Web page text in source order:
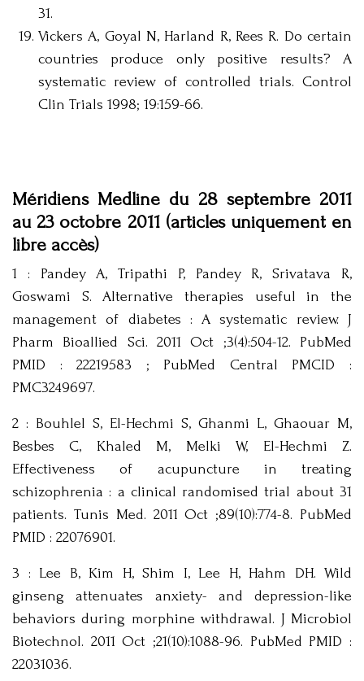
31.
Vickers A, Goyal N, Harland R, Rees R. Do certain
countries produce only positive results? A
systematic review of controlled trials. Control
Clin Trials 1998; 19:159-66.
Méridiens Medline du 28 septembre 2011
au 23 octobre 2011 (articles uniquement en
libre accès)
1 : Pandey A, Tripathi P, Pandey R, Srivatava R,
Goswami S. Alternative therapies useful in the
management of diabetes : A systematic review. J
Pharm Bioallied Sci. 2011 Oct ;3(4):504-12. PubMed
PMID : 22219583 ; PubMed Central PMCID :
PMC3249697.
2 : Bouhlel S, El-Hechmi S, Ghanmi L, Ghaouar M,
Besbes C, Khaled M, Melki W, El-Hechmi Z.
Effectiveness of acupuncture in treating
schizophrenia : a clinical randomised trial about 31
patients. Tunis Med. 2011 Oct ;89(10):774-8. PubMed
PMID : 22076901.
3 : Lee B, Kim H, Shim I, Lee H, Hahm DH. Wild
ginseng attenuates anxiety- and depression-like
behaviors during morphine withdrawal. J Microbiol
Biotechnol. 2011 Oct ;21(10):1088-96. PubMed PMID :
22031036.